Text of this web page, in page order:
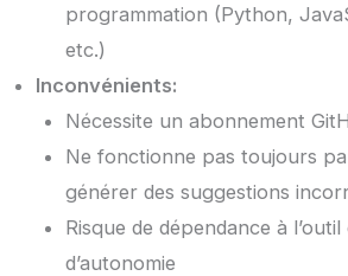
programmation (Python,
etc.)
Inconvénients:
Nécessite un abonnement
Ne fonctionne pas toujours
générer des suggestions
Risque de dépendance à
d’autonomie